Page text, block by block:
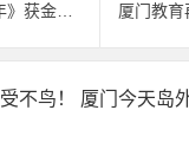
闽南神作《拾荒少年》获金马奖
受不鸟！ 厦门今天岛